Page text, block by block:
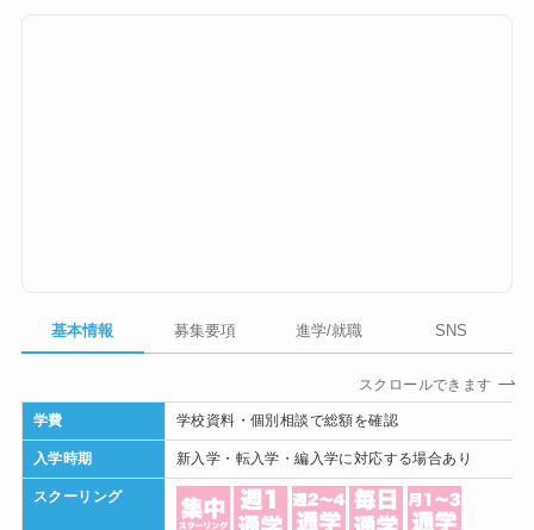
基本情報 募集要項 進学/就職 SNS
スクロールできます
学費 学校資料・個別相談で総額を確認
入学時期 新入学・転入学・編入学に対応する場合あり
スクーリング